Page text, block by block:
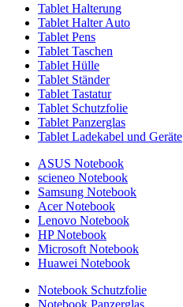
Tablet Halterung
Tablet Halter Auto
Tablet Pens
Tablet Taschen
Tablet Hülle
Tablet Ständer
Tablet Tastatur
Tablet Schutzfolie
Tablet Panzerglas
Tablet Ladekabel und Geräte
ASUS Notebook
scieneo Notebook
Samsung Notebook
Acer Notebook
Lenovo Notebook
HP Notebook
Microsoft Notebook
Huawei Notebook
Notebook Schutzfolie
Notebook Panzerglas